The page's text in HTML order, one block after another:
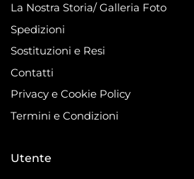
La Nostra Storia/ Galleria Foto
Spedizioni
Sostituzioni e Resi
Contatti
Privacy e Cookie Policy
Termini e Condizioni
Utente